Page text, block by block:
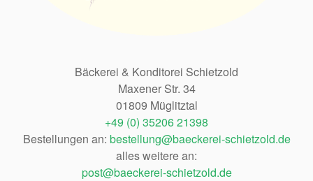
Bäckerei & Konditorei Schietzold
Maxener Str. 34
01809 Müglitztal
+49 (0) 35206 21398
Bestellungen an: bestellung@baeckerei-schietzold.de
alles weitere an:
post@baeckerei-schietzold.de